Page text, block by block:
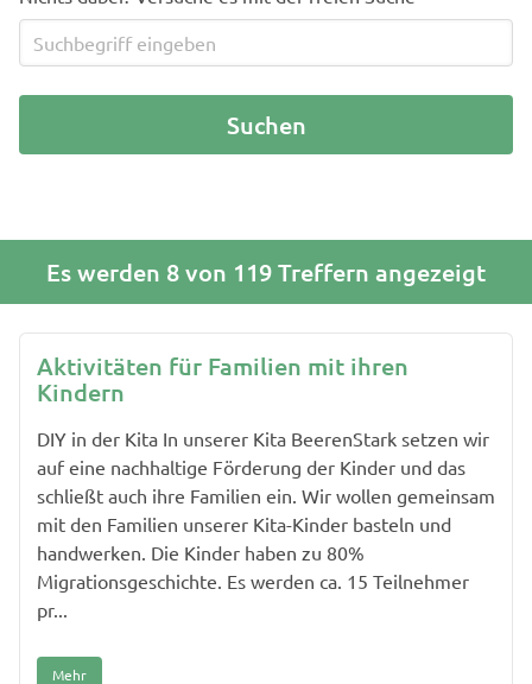
Es werden 8 von 119 Treffern angezeigt
Aktivitäten für Familien mit ihren
Kindern
DIY in der Kita In unserer Kita BeerenStark setzen wir
auf eine nachhaltige Förderung der Kinder und das
schließt auch ihre Familien ein. Wir wollen gemeinsam
mit den Familien unserer Kita-Kinder basteln und
handwerken. Die Kinder haben zu 80%
Migrationsgeschichte. Es werden ca. 15 Teilnehmer
pr...
Mehr